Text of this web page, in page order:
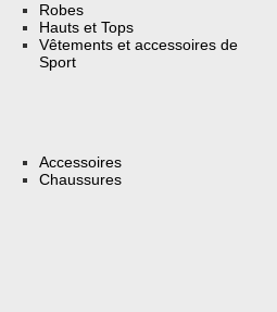
Robes
Hauts et Tops
Vêtements et accessoires de
Sport
Accessoires
Chaussures